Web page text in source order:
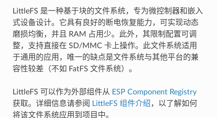
LittleFS 是一种基于块的文件系统，专为微控制器和嵌入
式设备设计。它具有良好的断电恢复能力，可实现动态
磨损均衡，并且 RAM 占用少。此外，其限制配置可调
整，支持直接在 SD/MMC 卡上操作。此文件系统适用
于通用的应用，唯一的缺点是文件系统与其他平台的兼
容性较差（不如 FatFS 文件系统）。
LittleFS 可以作为外部组件从 ESP Component Registry
获取。详细信息请参阅
LittleFS 组件介绍，以了解如何
将该文件系统应用到项目中。